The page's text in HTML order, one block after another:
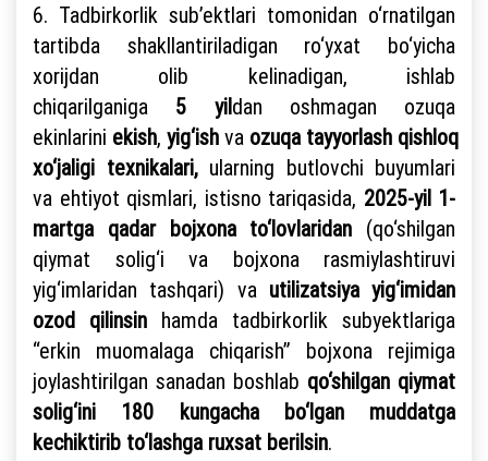
6. Tadbirkorlik sub’ektlari tomonidan o‘rnatilgan
tartibda shakllantiriladigan ro‘yxat bo‘yicha
xorijdan olib kelinadigan, ishlab
chiqarilganiga 5 yildan oshmagan ozuqa
ekinlarini ekish, yig‘ish va ozuqa tayyorlash qishloq
xo‘jaligi texnikalari, ularning butlovchi buyumlari
va ehtiyot qismlari, istisno tariqasida, 2025-yil 1-
martga qadar bojxona to‘lovlaridan (qo‘shilgan
qiymat solig‘i va bojxona rasmiylashtiruvi
yig‘imlaridan tashqari) va utilizatsiya yig‘imidan
ozod qilinsin hamda tadbirkorlik subyektlariga
“erkin muomalaga chiqarish” bojxona rejimiga
joylashtirilgan sanadan boshlab qo‘shilgan qiymat
solig‘ini 180 kungacha bo‘lgan muddatga
kechiktirib to‘lashga ruxsat berilsin.